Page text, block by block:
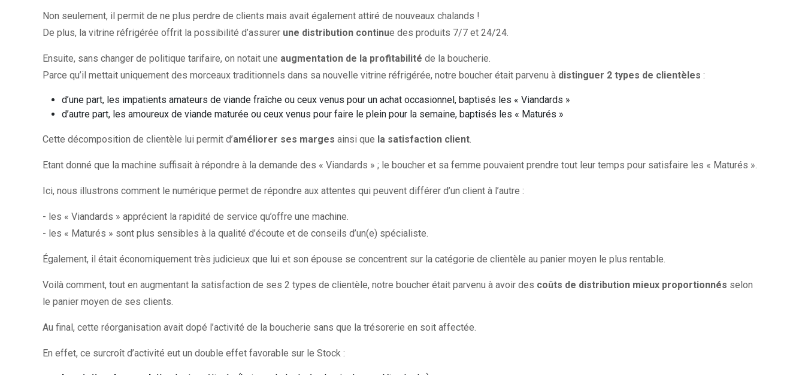
Non seulement, il permit de ne plus perdre de clients mais avait également attiré de nouveaux chalands !
De plus, la vitrine réfrigérée offrit la possibilité d’assurer une distribution continue des produits 7/7 et 24/24.
Ensuite, sans changer de politique tarifaire, on notait une augmentation de la profitabilité de la boucherie.
Parce qu’il mettait uniquement des morceaux traditionnels dans sa nouvelle vitrine réfrigérée, notre boucher était parvenu à distinguer 2 types de clientèles :
d’une part, les impatients amateurs de viande fraîche ou ceux venus pour un achat occasionnel, baptisés les « Viandards »
d’autre part, les amoureux de viande maturée ou ceux venus pour faire le plein pour la semaine, baptisés les « Maturés »
Cette décomposition de clientèle lui permit d’améliorer ses marges ainsi que la satisfaction client
Etant donné que la machine suffisait à répondre à la demande des « Viandards » ; le boucher et sa femme pouvaient prendre tout leur temps pour satisfaire les « Maturés ».
Ici, nous illustrons comment le numérique permet de répondre aux attentes qui peuvent différer d’un client à l’autre :
- les « Viandards » apprécient la rapidité de service qu’offre une machine.
- les « Maturés » sont plus sensibles à la qualité d’écoute et de conseils d’un(e) spécialiste.
Également, il était économiquement très judicieux que lui et son épouse se concentrent sur la catégorie de clientèle au panier moyen le plus rentable.
Voilà comment, tout en augmentant la satisfaction de ses 2 types de clientèle, notre boucher était parvenu à avoir des coûts de distribution mieux proportionnés selon
le panier moyen de ses clients.
Au final, cette réorganisation avait dopé l’activité de la boucherie sans que la trésorerie en soit affectée.
En effet, ce surcroît d’activité eut un double effet favorable sur le Stock :